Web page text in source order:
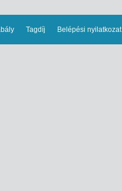
Tagdíj Belépési nyilatkozat